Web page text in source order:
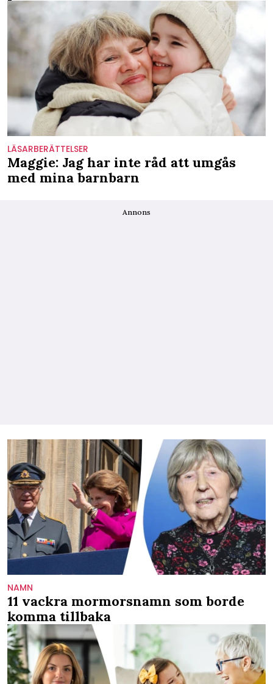
LÄSARBERÄTTELSER
Maggie: Jag har inte råd att umgås
med mina barnbarn
Annons
NAMN
11 vackra mormorsnamn som borde
komma tillbaka